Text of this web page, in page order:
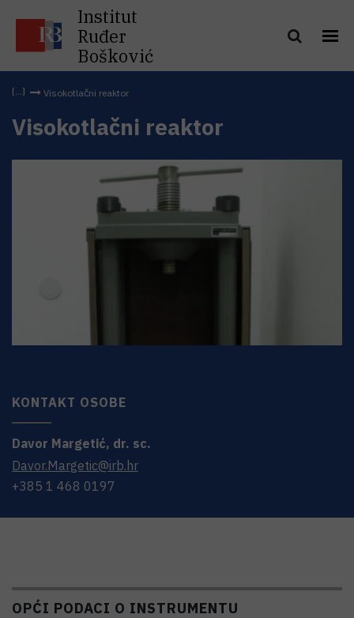
Institut
Ruđer
Bošković
Visokotlačni reaktor
Visokotlačni reaktor
KONTAKT OSOBE
Davor Margetić, dr. sc.
Davor.Margetic@irb.hr
+385 1 468 0197
OPĆI PODACI O INSTRUMENTU